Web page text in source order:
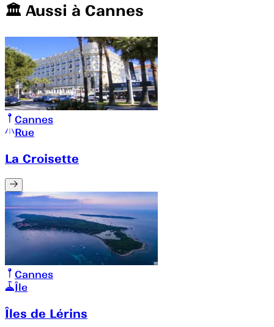
🏛️️ Aussi à Cannes
Cannes
Rue
La Croisette
Cannes
Île
Îles de Lérins